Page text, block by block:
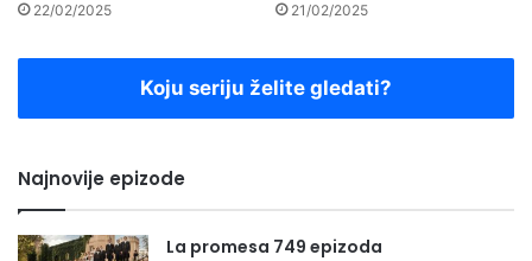
22/02/2025 21/02/2025
Koju seriju želite gledati?
Najnovije epizode
La promesa 749 epizoda